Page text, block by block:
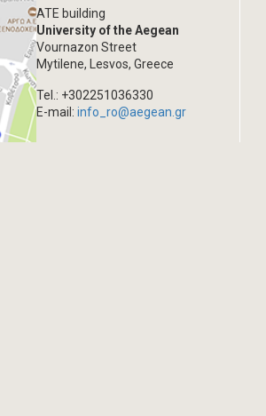
ATE building
University of the Aegean
Vournazon Street
Mytilene, Lesvos, Greece
Tel.: +302251036330
E-mail:info_ro@aegean.gr